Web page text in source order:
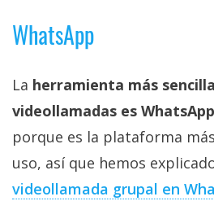
apps,
informática,
videojuegos,
trucos y
El Grupo
Informático
(CC) 2006-
Algunos
derechos
WhatsApp
La herramienta más
videollamadas es WhatsApp
porque es la plataforma
uso, así que hemos
videollamada grupal en